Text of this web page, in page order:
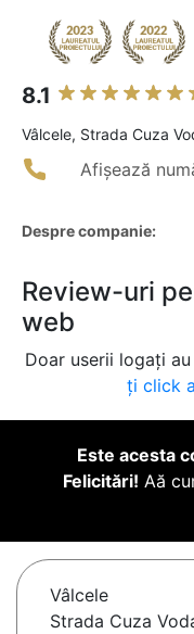
8.1
Vâlcele, Strada Cuza
Afișează
Despre companie:
Review-uri
web
Doar userii logați
ți click
Este acesta
Felicitări! Aă
Vâlcele
Strada Cuza